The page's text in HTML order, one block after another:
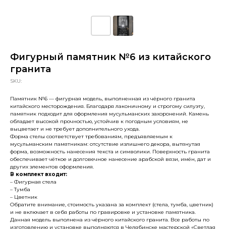
Фигурный памятник №6 из китайского
гранита
SKU:
Памятник №6 — фигурная модель, выполненная из чёрного гранита
китайского месторождения. Благодаря лаконичному и строгому силуэту,
памятник подходит для оформления мусульманских захоронений. Камень
обладает высокой прочностью, устойчив к погодным условиям, не
выцветает и не требует дополнительного ухода.
Форма стелы соответствует требованиям, предъявляемым к
мусульманским памятникам: отсутствие излишнего декора, вытянутая
форма, возможность нанесения текста и символики. Поверхность гранита
обеспечивает чёткое и долговечное нанесение арабской вязи, имён, дат и
других элементов оформления.
В комплект входит:
– Фигурная стела
– Тумба
– Цветник
Обратите внимание, стоимость указана за комплект (стела, тумба, цветник)
и не включает в себя работы по гравировке и установке памятника.
Данная модель выполнена из чёрного китайского гранита. Все работы по
изготовлению и установке выполняются в Челябинске мастерской «Светлая